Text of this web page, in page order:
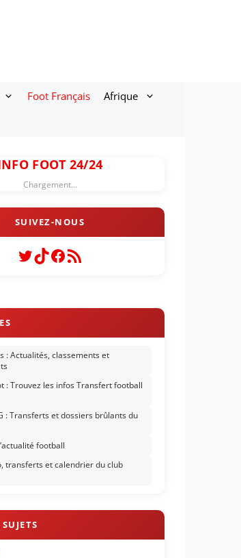
Foot Français Afrique
FOOT 24/24
Chargement...
Twitter
TikTok
Facebook
Flux RSS
: Actualités, classements et
: Trouvez les infos Transfert football
: Transferts et dossiers brûlants du
football
transferts et calendrier du club